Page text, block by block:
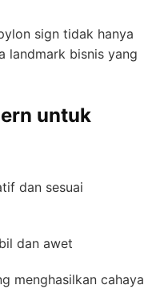
sign tidak hanya
landmark bisnis yang
untuk
dan sesuai
dan awet
menghasilkan cahaya